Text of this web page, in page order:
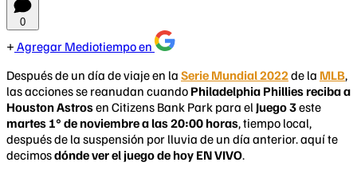
0
Agregar Mediotiempo en
Después de un día de viaje en la Serie Mundial 2022de la MLB,
las acciones se reanudan cuando Philadelphia Phillies reciba a
Houston Astrosen Citizens Bank Park para el Juego 3este
martes 1° de noviembre a las 20:00 horas, tiempo local,
después de la suspensión por lluvia de un día anterior. aquí te
decimosdónde ver el juego de hoy EN VIVO.